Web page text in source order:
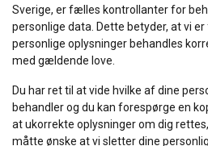
Sverige, er fælles kontrollanter for
personlige data. Dette betyder, at vi
personlige oplysninger behandles
med gældende love.
Du har ret til at vide hvilke af dine
behandler og du kan forespørge en
at ukorrekte oplysninger om dig
måtte ønske at vi sletter dine
AFVIS